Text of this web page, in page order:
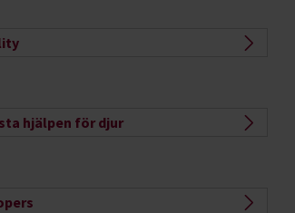
hjälpen för djur